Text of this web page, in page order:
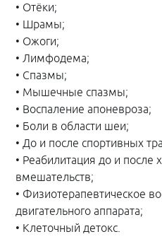
• Отёки;
• Шрамы;
• Ожоги;
• Лимфодема;
• Спазмы;
• Мышечные спазмы;
• Воспаление апоневроза;
• Боли в области шеи;
• До и после спортивных
• Реабилитация до и после
вмешательств;
• Физиотерапевтическое
двигательного аппарата;
• Клеточный детокс.